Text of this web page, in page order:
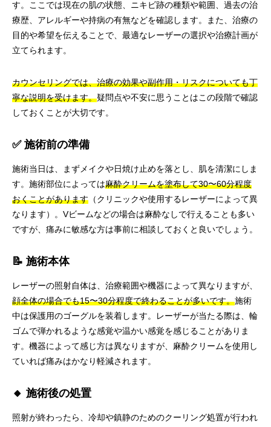
す。ここでは現在の肌の状態、ニキビ跡の種類や範囲、過去の治
療歴、アレルギーや持病の有無などを確認します。また、治療の
目的や希望を伝えることで、最適なレーザーの選択や治療計画が
立てられます。
カウンセリングでは、治療の効果や副作用・リスクについても丁
寧な説明を受けます。疑問点や不安に思うことはこの段階で確認
しておくことが大切です。
✅ 施術前の準備
施術当日は、まずメイクや日焼け止めを落とし、肌を清潔にしま
す。施術部位によっては麻酔クリームを塗布して30〜60分程度
おくことがあります （クリニックや使用するレーザーによって異
なります）。Vビームなどの場合は麻酔なしで行えることも多い
ですが、痛みに敏感な方は事前に相談しておくと良いでしょう。
📝 施術本体
レーザーの照射自体は、治療範囲や機器によって異なりますが、
顔全体の場合でも15〜30分程度で終わることが多いです。施術
中は保護用のゴーグルを装着します。レーザーが当たる際は、輪
ゴムで弾かれるような感覚や温かい感覚を感じることがありま
す。機器によって感じ方は異なりますが、麻酔クリームを使用し
ていれば痛みはかなり軽減されます。
🔸 施術後の処置
照射が終わったら、冷却や鎮静のためのクーリング処置が行われ